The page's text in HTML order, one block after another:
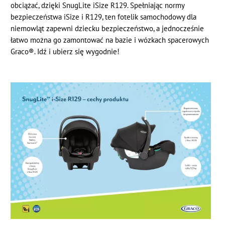
obciążać, dzięki SnugLite iSize R129. Spełniając normy
bezpieczeństwa iSize i R129, ten fotelik samochodowy dla
niemowląt zapewni dziecku bezpieczeństwo, a jednocześnie
łatwo można go zamontować na bazie i wózkach spacerowych
Graco®. Idź i ubierz się wygodnie!